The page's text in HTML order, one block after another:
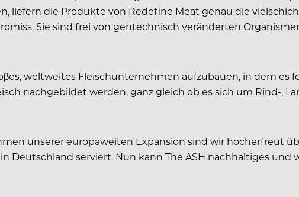
liefern die Produkte von Redefine Meat genau die
Sie sind frei von gentechnisch veränderten
weltweites Fleischunternehmen aufzubauen, in dem es
nachgebildet werden, ganz gleich ob es sich um Rind-,
unserer europaweiten Expansion sind wir hocherfreut
Deutschland serviert. Nun kann The ASH nachhaltiges und